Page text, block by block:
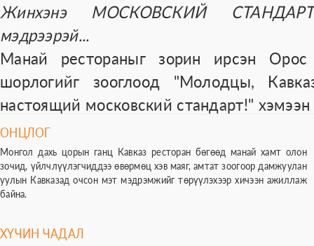
Жинхэнэ МОСКОВСКИЙ
мэдрээрэй...
Манай рестораныг зорин ирсэн
шорлогийг зооглоод "Молодцы,
настоящий московский стандарт!" хэмээн
ОНЦЛОГ
Монгол дахь цорын ганц Кавказ ресторан бөгөөд манай хамт олон
зочид, үйлчлүүлэгчиддээ өвөрмөц хэв маяг, амтат зоогоор дамжуулан
уулын Кавказад очсон мэт мэдрэмжийг төрүүлэхээр хичээн ажиллаж
байна.
ХҮЧИН ЧАДАЛ